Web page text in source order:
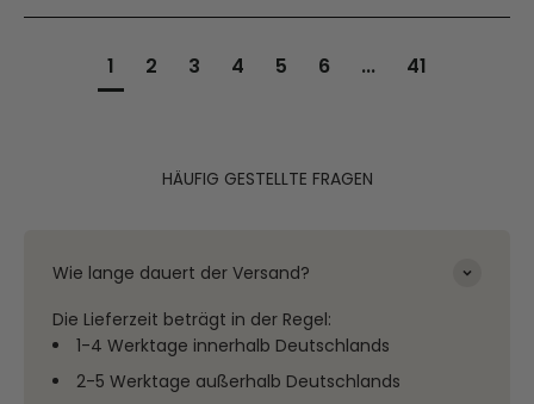
1 2 3 4 5 6 ... 41
HÄUFIG GESTELLTE FRAGEN
Wie lange dauert der Versand?
Die Lieferzeit beträgt in der Regel:
1-4 Werktage innerhalb Deutschlands
2-5 Werktage außerhalb Deutschlands